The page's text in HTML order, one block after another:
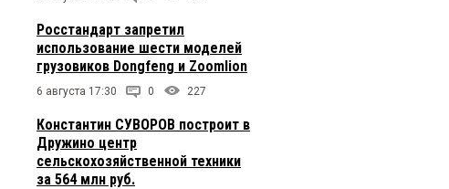
Росстандарт запретил
использование шести моделей
грузовиков Dongfeng и Zoomlion
6 августа 17:30 0 227
Константин СУВОРОВ построит в
Дружино центр
сельскохозяйственной техники
за 564 млн руб.